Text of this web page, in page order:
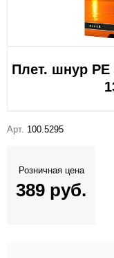
Плет. шнур PE
Арт. 100.5295
Розничная цена
389 руб.